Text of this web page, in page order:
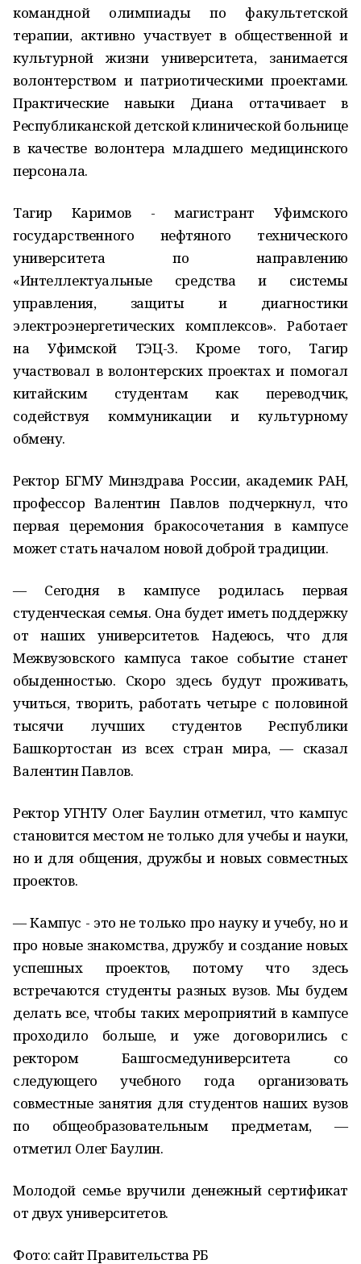
командной олимпиады по факультетской
терапии, активно участвует в общественной и
культурной жизни университета, занимается
волонтерством и патриотическими проектами.
Практические навыки Диана оттачивает в
Республиканской детской клинической больнице
в качестве волонтера младшего медицинского
персонала.
Тагир Каримов - магистрант Уфимского
государственного нефтяного технического
университета по направлению
«Интеллектуальные средства и системы
управления, защиты и диагностики
электроэнергетических комплексов». Работает
на Уфимской ТЭЦ-3. Кроме того, Тагир
участвовал в волонтерских проектах и помогал
китайским студентам как переводчик,
содействуя коммуникации и культурному
обмену.
Ректор БГМУ Минздрава России, академик РАН,
профессор Валентин Павлов подчеркнул, что
первая церемония бракосочетания в кампусе
может стать началом новой доброй традиции.
— Сегодня в кампусе родилась первая
студенческая семья. Она будет иметь поддержку
от наших университетов. Надеюсь, что для
Межвузовского кампуса такое событие станет
обыденностью. Скоро здесь будут проживать,
учиться, творить, работать четыре с половиной
тысячи лучших студентов Республики
Башкортостан из всех стран мира, — сказал
Валентин Павлов.
Ректор УГНТУ Олег Баулин отметил, что кампус
становится местом не только для учебы и науки,
но и для общения, дружбы и новых совместных
проектов.
— Кампус - это не только про науку и учебу, но и
про новые знакомства, дружбу и создание новых
успешных проектов, потому что здесь
встречаются студенты разных вузов. Мы будем
делать все, чтобы таких мероприятий в кампусе
проходило больше, и уже договорились с
ректором Башгосмедуниверситета со
следующего учебного года организовать
совместные занятия для студентов наших вузов
по общеобразовательным предметам, —
отметил Олег Баулин.
Молодой семье вручили денежный сертификат
от двух университетов.
Фото: сайт Правительства РБ